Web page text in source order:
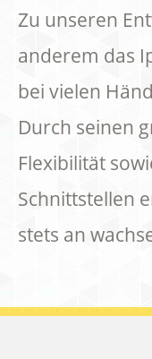
Zu unseren
anderem das
bei vielen
Durch seinen
Flexibilität
Schnittstellen
stets an